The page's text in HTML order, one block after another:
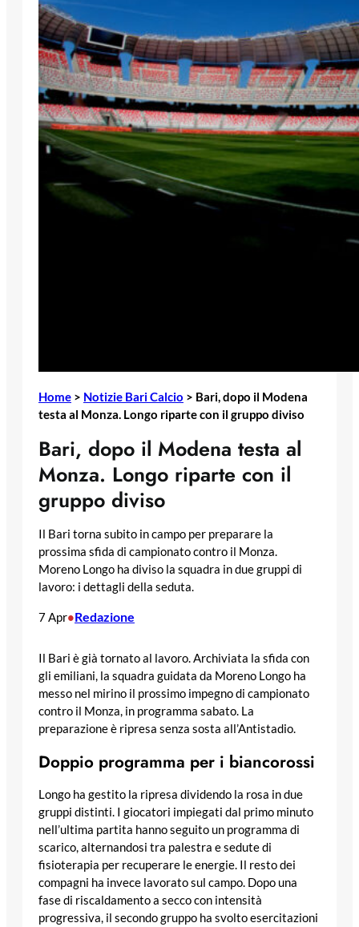
Home > Notizie Bari Calcio > Bari, dopo il Modena
testa al Monza. Longo riparte con il gruppo diviso
Bari, dopo il Modena testa al
Monza. Longo riparte con il
gruppo diviso
Il Bari torna subito in campo per preparare la
prossima sfida di campionato contro il Monza.
Moreno Longo ha diviso la squadra in due gruppi di
lavoro: i dettagli della seduta.
7 Apr•Redazione
Il Bari è già tornato al lavoro. Archiviata la sfida con
gli emiliani, la squadra guidata da Moreno Longo ha
messo nel mirino il prossimo impegno di campionato
contro il Monza, in programma sabato. La
preparazione è ripresa senza sosta all’Antistadio.
Doppio programma per i biancorossi
Longo ha gestito la ripresa dividendo la rosa in due
gruppi distinti. I giocatori impiegati dal primo minuto
nell’ultima partita hanno seguito un programma di
scarico, alternandosi tra palestra e sedute di
fisioterapia per recuperare le energie. Il resto dei
compagni ha invece lavorato sul campo. Dopo una
fase di riscaldamento a secco con intensità
progressiva, il secondo gruppo ha svolto esercitazioni